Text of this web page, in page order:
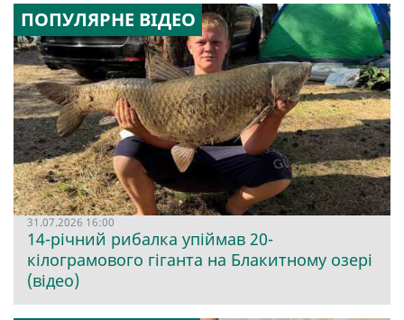
ПОПУЛЯРНЕ ВІДЕО
31.07.2026 16:00
14-річний рибалка упіймав 20-
кілограмового гіганта на Блакитному озері
(відео)